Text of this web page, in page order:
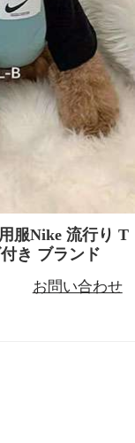
服Nike 流行り T
き ブランド
お問い合わせ